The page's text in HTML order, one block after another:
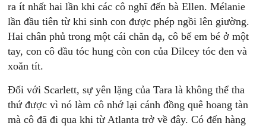
ra ít nhất hai lần khi các cô nghĩ đến bà Ellen. Mélanie
lần đầu tiên từ khi sinh con được phép ngồi lên giường.
Hai chân phủ trong một cái chăn dạ, cô bế em bé ở một
tay, con cô đầu tóc hung còn con của Dilcey tóc đen và
xoăn tít.
Ðối với Scarlett, sự yên lặng của Tara là không thể tha
thứ được vì nó làm cô nhớ lại cánh đồng quê hoang tàn
mà cô đã đi qua khi từ Atlanta trở về đây. Có đến hàng